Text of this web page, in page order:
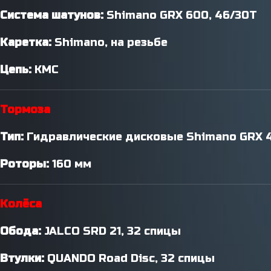
Система шатунов: Shimano GRX 600, 46/30T
Каретка: Shimano, на резьбе
Цепь: KMC
Тормоза
Тип: Гидравлические дисковые Shimano GRX
Роторы: 160 мм
Колёса
Обода: JALCO SRD 21, 32 спицы
Втулки: QUANDO Road Disc, 32 спицы